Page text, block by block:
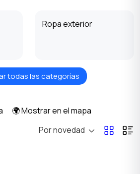
Ropa exterior
Ropa de casa
todas las categorías
🌍 Mostrar en el mapa
Por novedad